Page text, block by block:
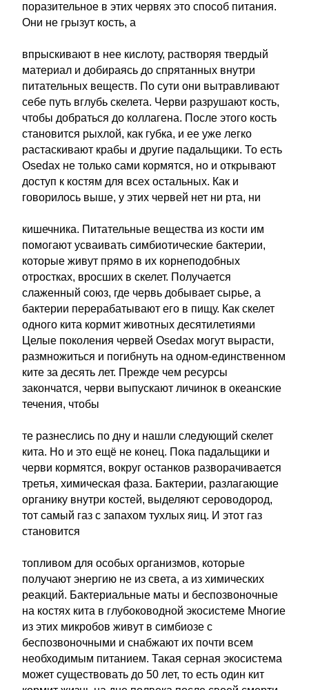
поразительное в этих червях это способ питания.
Они не грызут кость, а
впрыскивают в нее кислоту, растворяя твердый
материал и добираясь до спрятанных внутри
питательных веществ. По сути они вытравливают
себе путь вглубь скелета. Черви разрушают кость,
чтобы добраться до коллагена. После этого кость
становится рыхлой, как губка, и ее уже легко
растаскивают крабы и другие падальщики. То есть
Osedax не только сами кормятся, но и открывают
доступ к костям для всех остальных. Как и
говорилось выше, у этих червей нет ни рта, ни
кишечника. Питательные вещества из кости им
помогают усваивать симбиотические бактерии,
которые живут прямо в их корнеподобных
отростках, вросших в скелет. Получается
слаженный союз, где червь добывает сырье, а
бактерии перерабатывают его в пищу. Как скелет
одного кита кормит животных десятилетиями
Целые поколения червей Osedax могут вырасти,
размножиться и погибнуть на одном-единственном
ките за десять лет. Прежде чем ресурсы
закончатся, черви выпускают личинок в океанские
течения, чтобы
те разнеслись по дну и нашли следующий скелет
кита. Но и это ещё не конец. Пока падальщики и
черви кормятся, вокруг останков разворачивается
третья, химическая фаза. Бактерии, разлагающие
органику внутри костей, выделяют сероводород,
тот самый газ с запахом тухлых яиц. И этот газ
становится
топливом для особых организмов, которые
получают энергию не из света, а из химических
реакций. Бактериальные маты и беспозвоночные
на костях кита в глубоководной экосистеме Многие
из этих микробов живут в симбиозе с
беспозвоночными и снабжают их почти всем
необходимым питанием. Такая серная экосистема
может существовать до 50 лет, то есть один кит